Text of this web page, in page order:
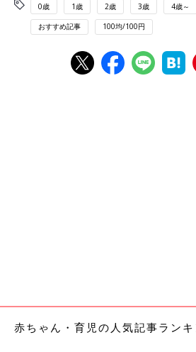
0歳 1歳 2歳 3歳 4歳～
おすすめ記事 100均/100円
赤ちゃん・育児の人気記事ラン